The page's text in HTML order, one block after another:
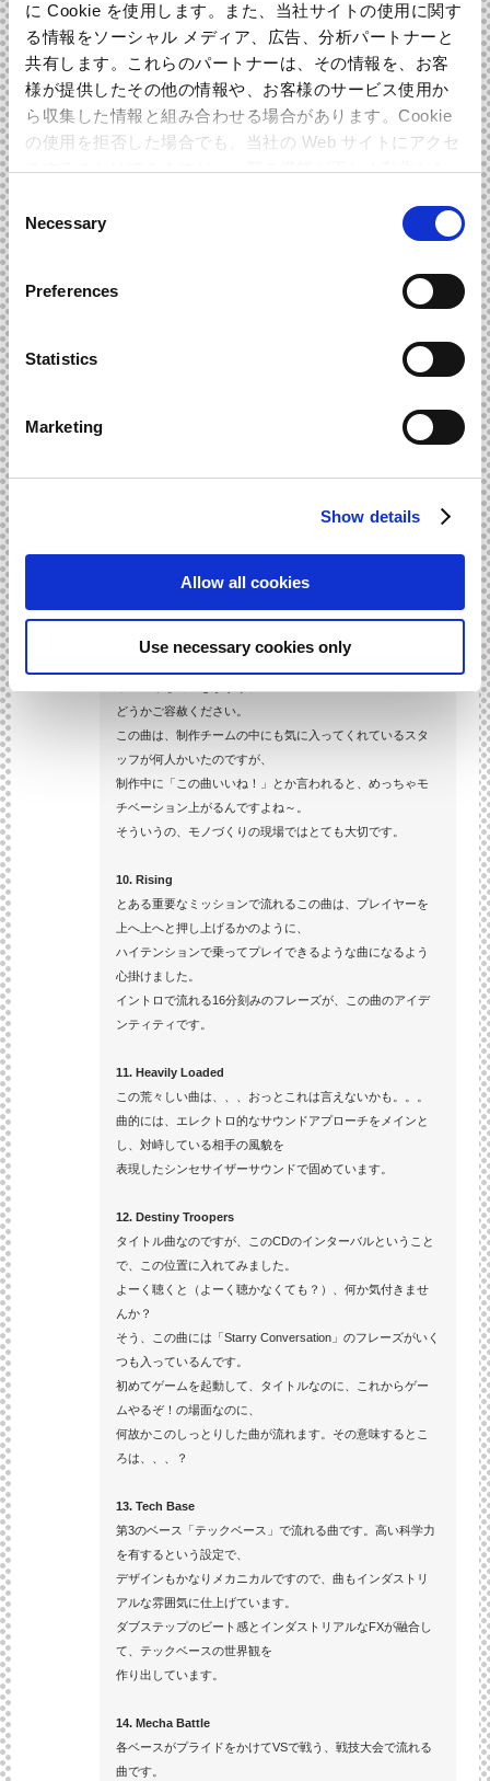
に Cookie を使用します。また、当社サイトの使用に関す
る情報をソーシャル メディア、広告、分析パートナーと
共有します。これらのパートナーは、その情報を、お客
様が提供したその他の情報や、お客様のサービス使用か
ら収集した情報と組み合わせる場合があります。Cookie
の使用を拒否した場合でも、当社の Web サイトにアクセ
スすることはできますが、一部の機能が正しく動作しな
Consent
Selection
Necessary
Preferences
Statistics
Marketing
Show details
Allow all cookies
Use necessary cookies only
掛かっている部分、
実はジュリィがダメージを受けると、前半部分からこの後
半部分の曲にスムーズに
入れ替わる仕組みになっています。気付いた方いますか
～？
このゲームでは、こんな仕掛けをいくつも用意しています
「Extreme Condition」はAKで、この曲は対VS戦の曲です。
「Extreme Condition」のフレーズを使って構成しています
良く聴いてみると、音色やアレンジが機械っぽく感じませ
フロンティアベースの曲です。使っているのはシンセサイ
09. Here and There
文字通りあちこちから出てくる敵対勢力に対し、ブレン達
が戦っていくシーンの曲です。
どうかご容赦ください。
この曲は、制作チームの中にも気に入ってくれているスタ
ッフが何人かいたのですが、
制作中に「この曲いいね！」とか言われると、めっちゃモ
チベーション上がるんですよね～。
そういうの、モノづくりの現場ではとても大切です。
10. Rising
とある重要なミッションで流れるこの曲は、プレイヤーを
上へ上へと押し上げるかのように、
ハイテンションで乗ってプレイできるような曲になるよう
心掛けました。
イントロで流れる16分刻みのフレーズが、この曲のアイデ
ンティティです。
11. Heavily Loaded
この荒々しい曲は、、、おっとこれは言えないかも。。。
曲的には、エレクトロ的なサウンドアプローチをメインと
し、対峙している相手の風貌を
表現したシンセサイザーサウンドで固めています。
12. Destiny Troopers
タイトル曲なのですが、このCDのインターバルということ
で、この位置に入れてみました。
よーく聴くと（よーく聴かなくても？）、何か気付きませ
んか？
そう、この曲には「Starry Conversation」のフレーズがいく
つも入っているんです。
初めてゲームを起動して、タイトルなのに、これからゲー
ムやるぞ！の場面なのに、
何故かこのしっとりした曲が流れます。その意味するとこ
ろは、、、？
13. Tech Base
第3のベース「テックベース」で流れる曲です。高い科学力
を有するという設定で、
デザインもかなりメカニカルですので、曲もインダストリ
アルな雰囲気に仕上げています。
ダブステップのビート感とインダストリアルなFXが融合し
て、テックベースの世界観を
作り出しています。
14. Mecha Battle
各ベースがプライドをかけてVSで戦う、戦技大会で流れる
曲です。